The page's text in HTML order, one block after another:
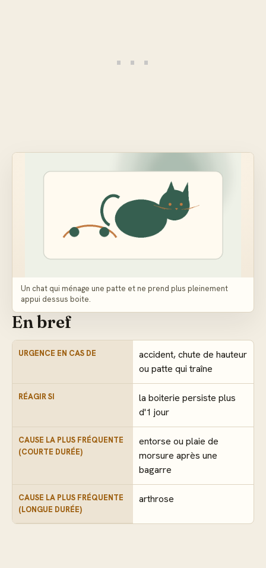
Un chat qui ménage une patte et ne prend plus pleinement
appui dessus boite.
En bref
URGENCE EN CAS DE
accident, chute de hauteur
ou patte qui traîne
RÉAGIR SI
la boiterie persiste plus
d'1 jour
CAUSE LA PLUS FRÉQUENTE
(COURTE DURÉE)
entorse ou plaie de
morsure après une
bagarre
CAUSE LA PLUS FRÉQUENTE
(LONGUE DURÉE)
arthrose